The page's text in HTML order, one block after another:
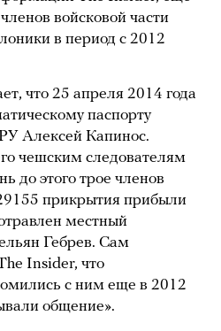
войсковой части
в период с 2012
что 25 апреля 2014 года
паспорту
Алексей Капинос.
чешским следователям
до этого трое членов
прикрытия прибыли
местный
Гебрев. Сам
Insider, что
с ним еще в 2012
общение».